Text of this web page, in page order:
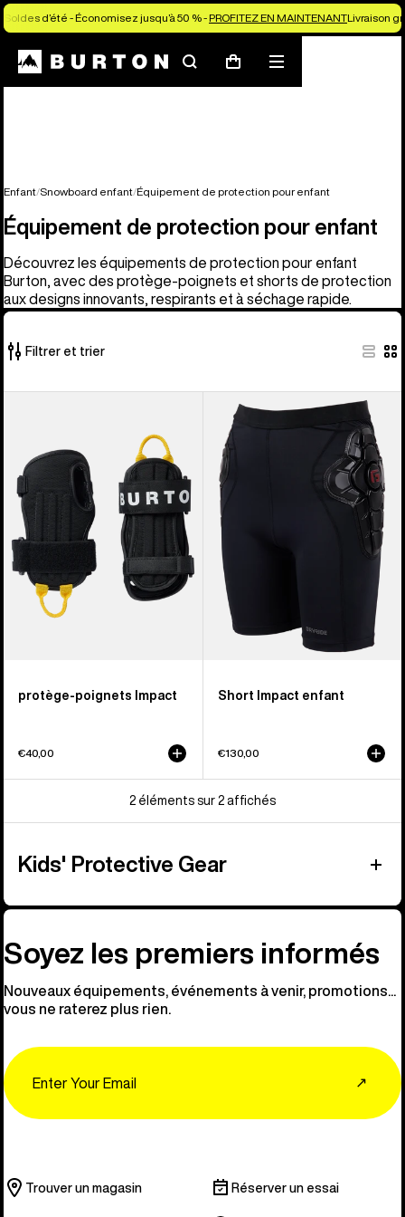
Soldes d’été - Économisez jusqu’à 50 % -PROFITEZ EN MAINTENANTLivraison
Rechercher
PanierMenu
Enfant Snowboard enfant Équipement de protection pour enfant
Équipement de protection pour enfant
Découvrez les équipements de protection pour enfant
Burton, avec des protège-poignets et shorts de protection
aux designs innovants, respirants et à séchage rapide.
Filtrer et trier
Protège-
poignets
Impact
protège-poignets Impact
€40,00
Burton
Short
Impact
enfant
Short Impact enfant
€130,00
2 éléments sur 2 affichés
Kids' Protective Gear
Soyez les premiers informés
Nouveaux équipements, événements à venir, promotions...
vous ne raterez plus rien.
↗
Trouver un magasin Réserver un essai